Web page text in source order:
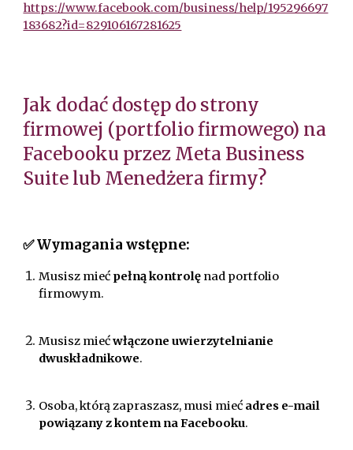
https://www.facebook.com/business/help/195296697
183682?id=829106167281625
Jak dodać dostęp do strony
firmowej (portfolio firmowego) na
Facebooku przez Meta Business
Suite lub Menedżera firmy?
✅ Wymagania wstępne:
Musisz mieć pełną kontrolę nad portfolio
firmowym.
Musisz miećwłączone uwierzytelnianie
dwuskładnikowe.
Osoba, którą zapraszasz, musi mieć adres e-mail
powiązany z kontem na Facebooku.